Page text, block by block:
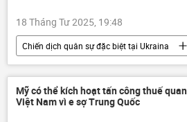
18 Tháng Tư 2025, 19:48
Chiến dịch quân sự đặc biệt tại Ukraina
Nga
Bộ Quốc phòng Nga
Cuộc khủng hoảng ở Ukraina
xung đột quân sự
Thế giới
Mỹ có thể kích hoạt tấn công thuế quan
Việt Nam vì e sợ Trung Quốc